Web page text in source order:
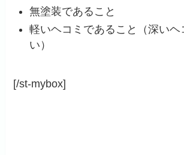
無塗装であること
軽いヘコミであること（深いヘ
い）
[/st-mybox]